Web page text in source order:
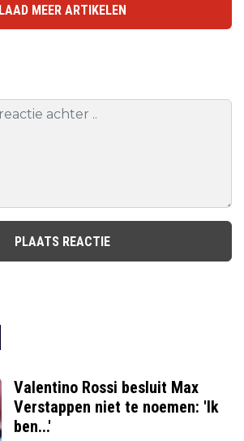
LAAD MEER ARTIKELEN
PLAATS REACTIE
Valentino Rossi besluit Max
Verstappen niet te noemen: 'Ik
ben...'